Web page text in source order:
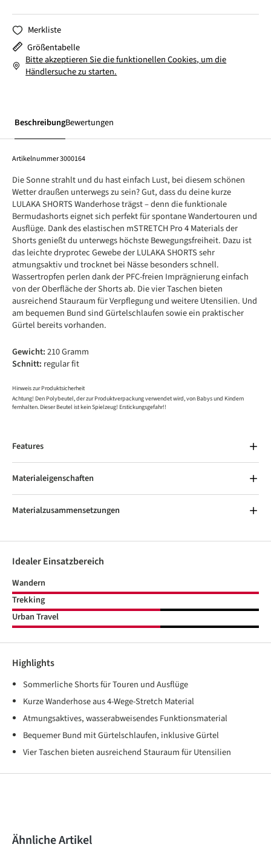
Merkliste
Größentabelle
Bitte akzeptieren Sie die funktionellen Cookies, um die
Händlersuche zu starten.
BeschreibungBewertungen
Artikelnummer3000164
Die Sonne strahlt und du hast einfach Lust, bei diesem schönen
Wetter draußen unterwegs zu sein? Gut, dass du deine kurze
LULAKA SHORTS Wanderhose trägst – denn die funktionale
Bermudashorts eignet sich perfekt für spontane Wandertouren und
Ausflüge. Dank des elastischen mSTRETCH Pro 4 Materials der
Shorts genießt du unterwegs höchste Bewegungsfreiheit. Dazu ist
das leichte dryprotec Gewebe der LULAKA SHORTS sehr
atmungsaktiv und trocknet bei Nässe besonders schnell.
Wassertropfen perlen dank der PFC-freien Imprägnierung einfach
von der Oberfläche der Shorts ab. Die vier Taschen bieten
ausreichend Stauraum für Verpflegung und weitere Utensilien. Und
am bequemen Bund sind Gürtelschlaufen sowie ein praktischer
Gürtel bereits vorhanden.
Gewicht:210 Gramm
Schnitt: regular fit
Hinweis zur Produktsicherheit
Achtung! Den Polybeutel, der zur Produktverpackung verwendet wird, von Babys und Kindern
fernhalten. Dieser Beutel ist kein Spielzeug! Erstickungsgefahr!!
Features
Materialeigenschaften
Materialzusammensetzungen
Idealer Einsatzbereich
Wandern
Trekking
Urban Travel
Highlights
Sommerliche Shorts für Touren und Ausflüge
Kurze Wanderhose aus 4-Wege-Stretch Material
Atmungsaktives, wasserabweisendes Funktionsmaterial
Bequemer Bund mit Gürtelschlaufen, inklusive Gürtel
Vier Taschen bieten ausreichend Stauraum für Utensilien
Produktgalerie überspringen
Ähnliche Artikel